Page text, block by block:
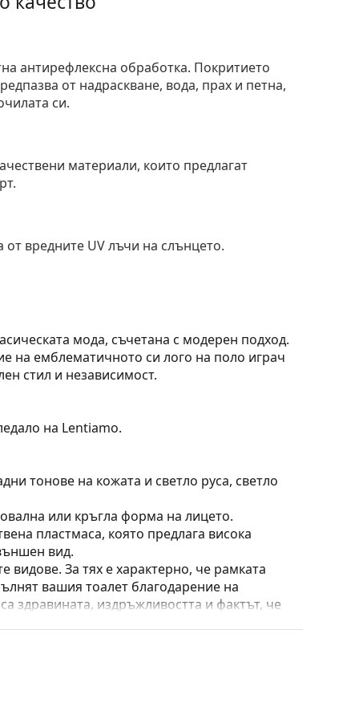
антирефлексна обработка. Покритието
от надраскване, вода, прах и петна,
си.
материали, които предлагат
вредните UV лъчи на слънцето.
мода, съчетана с модерен подход.
на емблематичното си лого на поло играч
стил и независимост.
на Lentiamo.
тонове на кожата и светло руса, светло
или кръгла форма на лицето.
пластмаса, която предлага висока
вид.
видове. За тях е характерно, че рамката
вашия тоалет благодарение на
здравината, издръжливостта и фактът, че
текстилна торбичка. Цветът на калъфа